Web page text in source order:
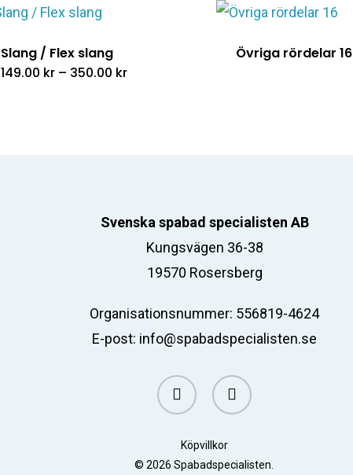
Slang / Flex slang
149.00 kr – 350.00 krPrisintervall:
Övriga rördelar 16
Svenska spabad specialisten AB
Kungsvägen 36-38
19570 Rosersberg
Organisationsnummer: 556819-4624
E-post: info@spabadspecialisten.se
facebook email
Köpvillkor
© 2026 Spabadspecialisten.